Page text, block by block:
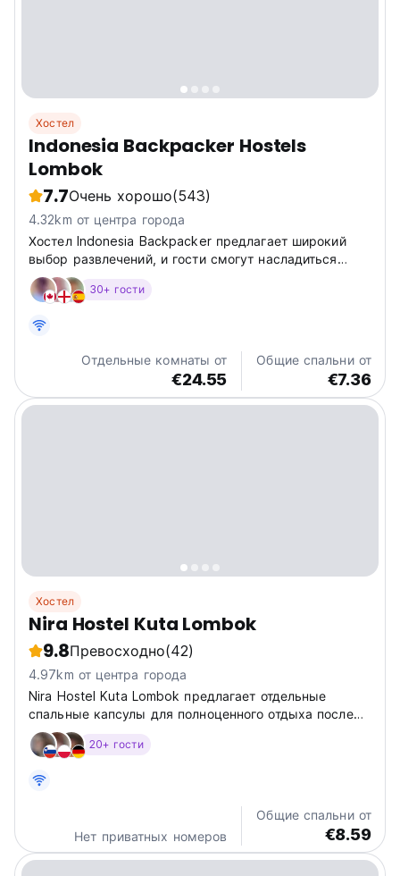
Хостел
Indonesia Backpacker Hostels
Lombok
7.7Очень хорошо(543)
4.32km от центра города
Хостел Indonesia Backpacker предлагает широкий
выбор развлечений, и гости смогут насладиться
необыкновенными впечатлениями среди пышной
природы. 30+ гости
Отдельные комнаты от
€24.55
Общие спальни от
€7.36
Хостел
Nira Hostel Kuta Lombok
9.8Превосходно(42)
4.97km от центра города
Nira Hostel Kuta Lombok предлагает отдельные
спальные капсулы для полноценного отдыха после
серфинга. Уникальный социальный хостел в Куте,
Ломбок, для расслабляющего отдыха с рюкзаком.
20+ гости
Нет приватных номеров
Общие спальни от
€8.59